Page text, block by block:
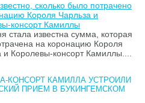
сколько было потрачено
Короля Чарльза и
консорт Камиллы
стала известна сумма, которая
на коронацию Короля
и Королевы-консорт Камиллы....
КОНСОРТ КАМИЛЛА УСТРОИЛИ
ПРИЕМ В БУКИНГЕМСКОМ